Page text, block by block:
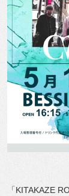
「KITAKAZE